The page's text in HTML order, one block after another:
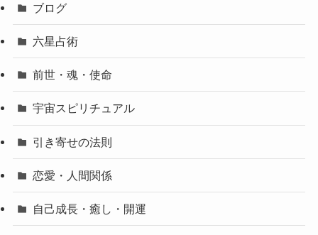
ブログ
六星占術
前世・魂・使命
宇宙スピリチュアル
引き寄せの法則
恋愛・人間関係
自己成長・癒し・開運